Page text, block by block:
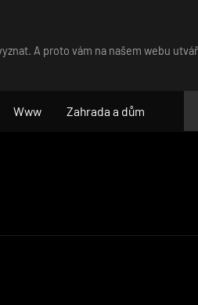
A proto vám na našem webu
Www Zahrada a dům